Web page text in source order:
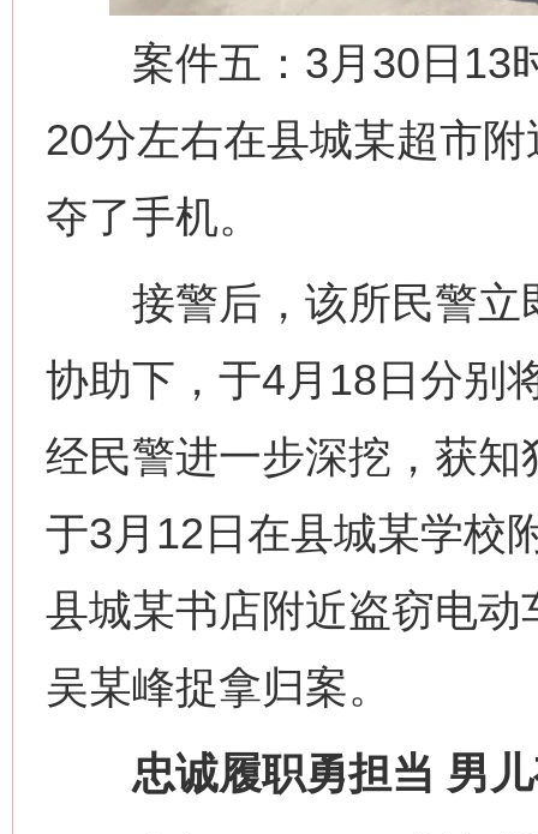
案件五：3月30日13
20分左右在县城某超市
夺了手机。
接警后，该所民警立
协助下，于4月18日分别
经民警进一步深挖，获
于3月12日在县城某学校
县城某书店附近盗窃电
吴某峰捉拿归案。
忠诚履职勇担当 男